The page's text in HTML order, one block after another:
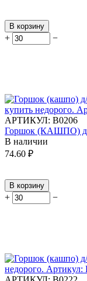
В корзину
+ −
АРТИКУЛ: В0206
Горшок (КАШПО) д/
В наличии
74.60 ₽
В корзину
+ −